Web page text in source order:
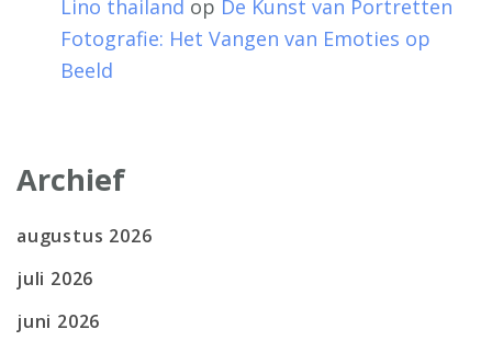
Lino thailand op De Kunst van Portretten
Fotografie: Het Vangen van Emoties op
Beeld
Archief
augustus 2026
juli 2026
juni 2026